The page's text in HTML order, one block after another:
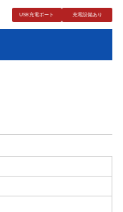
USB充電ポート 充電設備あり